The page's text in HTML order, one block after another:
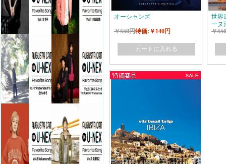
オーシャンズ
￥550円特価:￥140円
カートに入れる
世界
ーヌ
ルと
￥